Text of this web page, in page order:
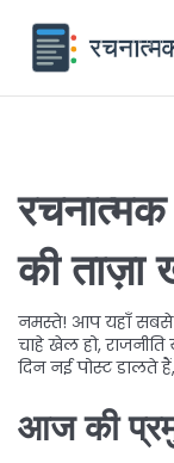
की ताज़ा
नमस्ते! आप यहाँ
चाहे खेल हो,
दिन नई पोस्ट डालते
आज की